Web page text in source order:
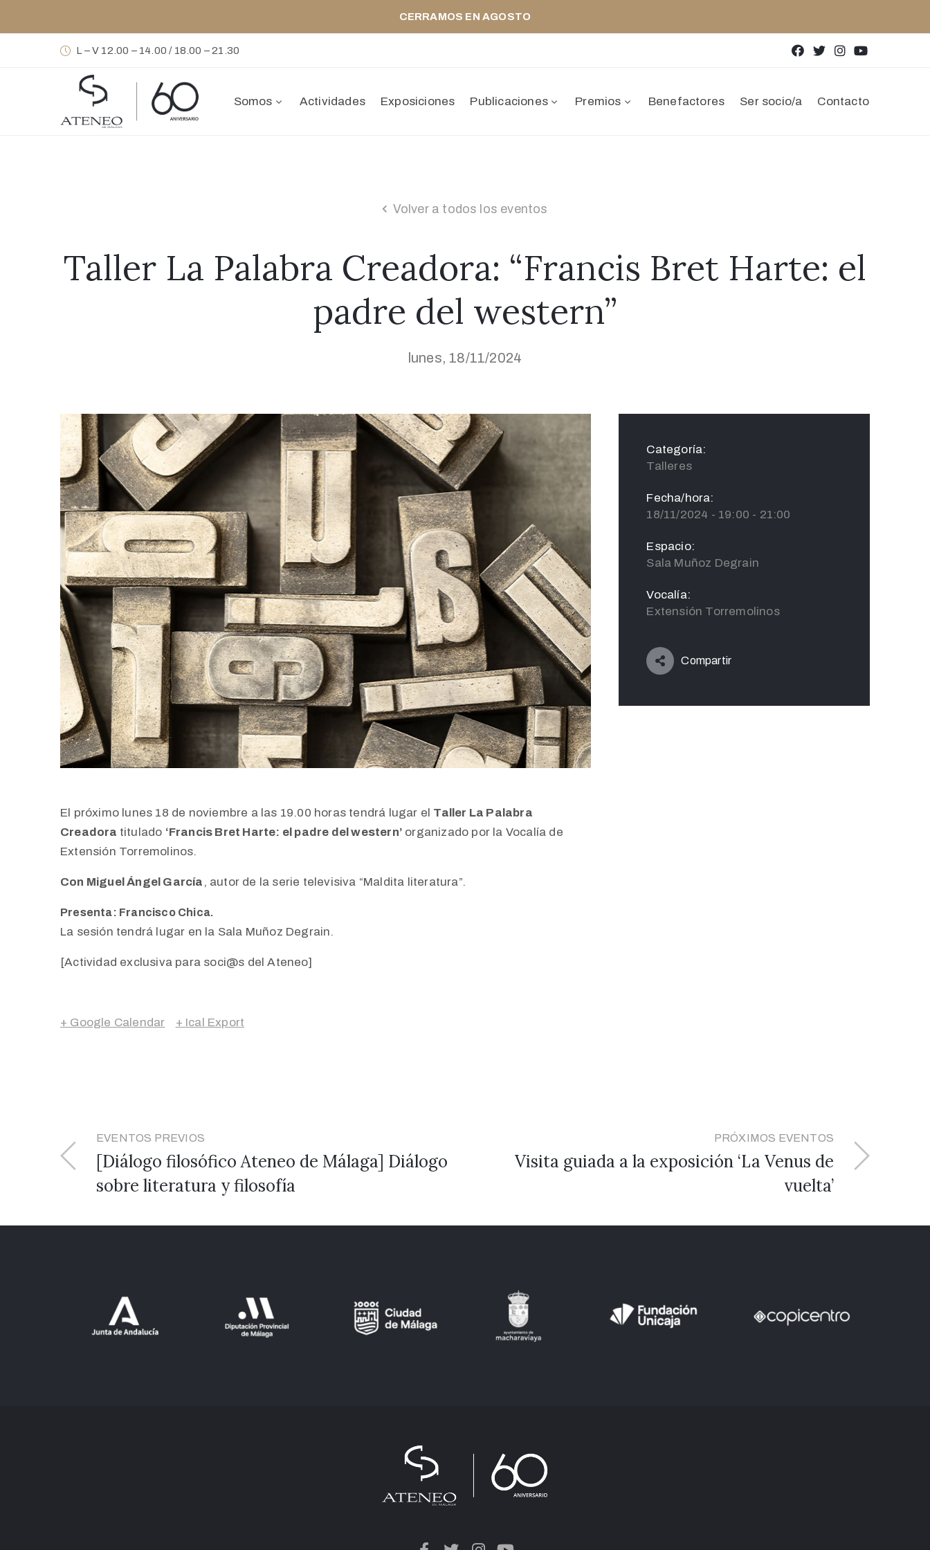
CERRAMOS EN AGOSTO
L – V 12.00 – 14.00 / 18.00 – 21.30
Somos Actividades Exposiciones Publicaciones Premios Benefactores Ser socio/a Contacto
Volver a todos los eventos
Taller La Palabra Creadora: “Francis Bret Harte: el
padre del western”
lunes, 18/11/2024
El próximo lunes 18 de noviembre a las 19.00 horas tendrá lugar el Taller La Palabra
Creadora titulado ‘Francis Bret Harte: el padre del western’ organizado por la Vocalía de
Extensión Torremolinos.
Con Miguel Ángel García , autor de la serie televisiva “Maldita literatura”.
Presenta: Francisco Chica.
La sesión tendrá lugar en la Sala Muñoz Degrain.
[Actividad exclusiva para soci@s del Ateneo]
+ Google Calendar + Ical Export
Categoría:
Talleres
Fecha/hora:
18/11/2024 - 19:00 - 21:00
Espacio:
Sala Muñoz Degrain
Vocalía:
Extensión Torremolinos
Compartir
EVENTOS PREVIOS
[Diálogo filosófico Ateneo de Málaga] Diálogo
sobre literatura y filosofía
PRÓXIMOS EVENTOS
Visita guiada a la exposición ‘La Venus de
vuelta’